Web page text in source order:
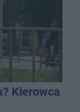
Kierowca